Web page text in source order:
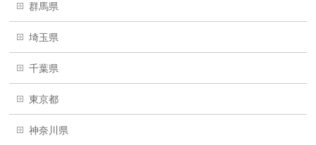
群馬県
埼玉県
千葉県
東京都
神奈川県